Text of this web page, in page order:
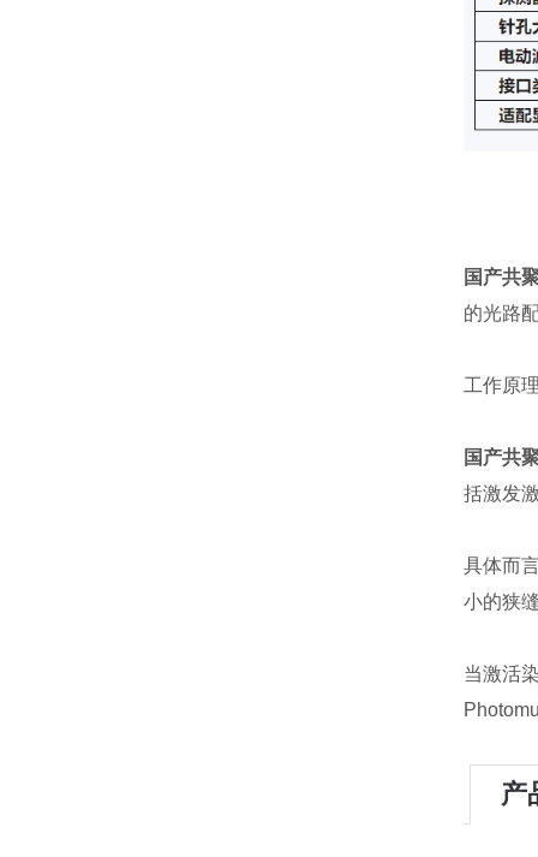
国产共
的光路
工作原
国产共
括激发
具体而
小的狭
当激活
产